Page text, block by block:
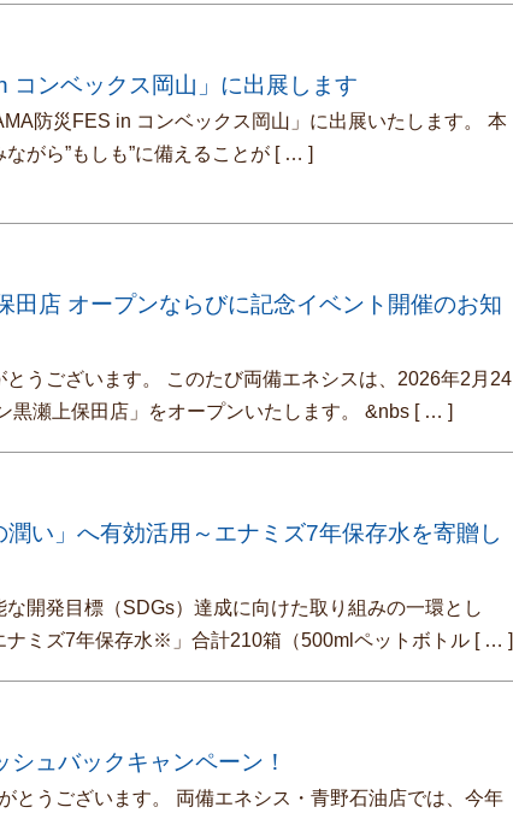
コンベックス岡山」に出展します
防災FES in コンベックス岡山」に出展いたします。 本
がら”もしも”に備えることが [ … ]
田店 オープンならびに記念イベント開催のお知
うございます。 このたび両備エネシスは、2026年2月24
黒瀬上保田店」をオープンいたします。 &nbs [ … ]
潤い」へ有効活用～エナミズ7年保存水を寄贈し
開発目標（SDGs）達成に向けた取り組みの一環とし
ナミズ7年保存水※」合計210箱（500mlペットボトル [ … ]
ュバックキャンペーン！
とうございます。 両備エネシス・青野石油店では、今年